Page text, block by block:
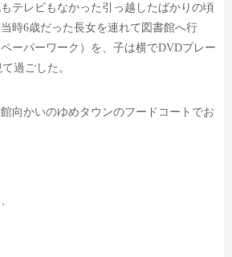
テレビもなかった引っ越したばかりの頃
時6歳だった長女を連れて図書館へ行
ーパーワーク）を、 子は横でDVDプレー
過ごした。
向かいのゆめタウンのフードコートでお